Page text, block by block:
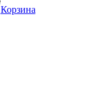
Корзина